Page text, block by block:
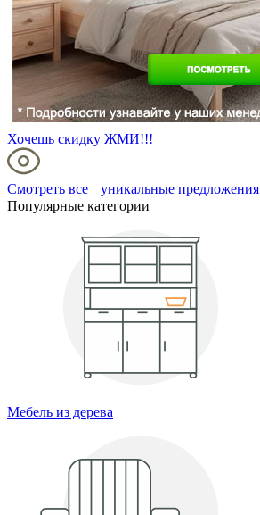
Хочешь скидку ЖМИ!!!
Смотреть все уникальные предложения
Популярные категории
Мебель из дерева